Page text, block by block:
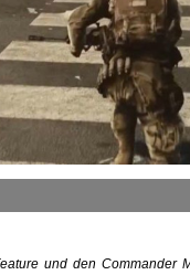
und den Commander